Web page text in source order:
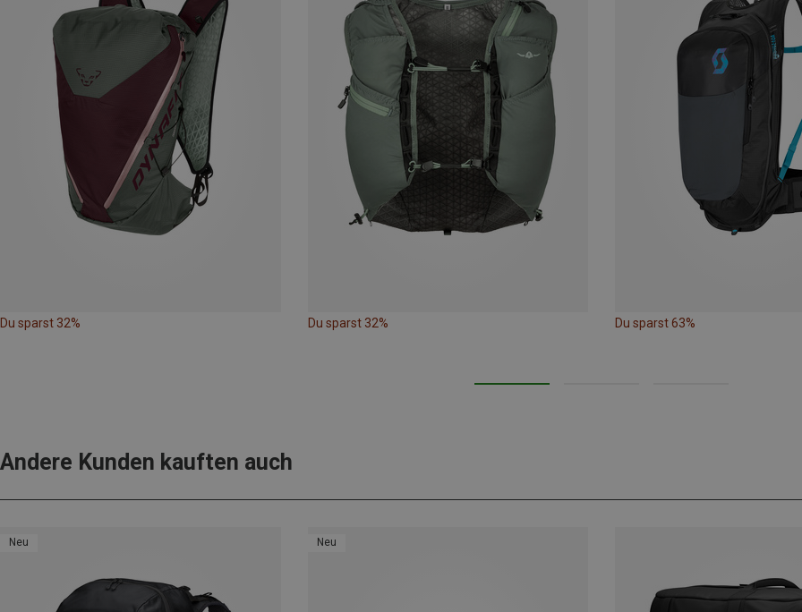
Du sparst 32% Du sparst 32% Du sparst 63%
Andere Kunden kauften auch
Neu Neu